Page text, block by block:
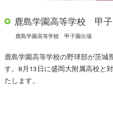
鹿島学園高等学校 甲
鹿島学園高等学校 甲子園出場
鹿島学園高等学校の野球部が茨城
す。8月13日に盛岡大附属高校と
たします。